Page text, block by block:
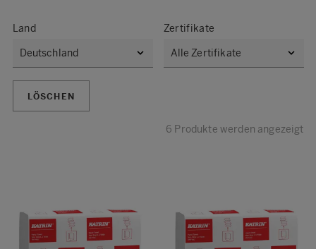
Land Zertifikate
LÖSCHEN
6 Produkte werden angezeigt